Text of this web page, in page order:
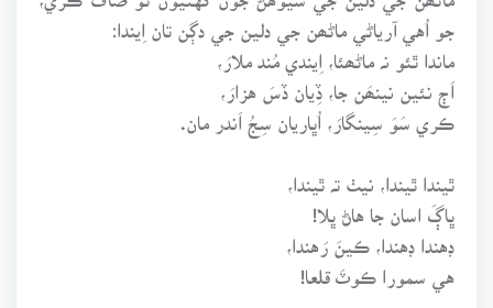
جو اُهي آرياڻي ماڻھن جي دلين جي دڳن تان اِيندا:
ماندا ٿئو نہ ماڻھئا، اِيندي مُند ملارَ،
اَڄ نئين نينھَن جا، ڏِيان ڏسَ هزارَ،
ڪري سَوَ سِينگارَ، اُڀاريان سِجُ اَندر مان.
ٿيندا ٿيندا، نيٺ تہ ٿيندا،
ڀاڳَ اسان جا هاڻ ڀلا!
ڊهندا ڊهندا، ڪينَ رَهندا،
هي سمورا ڪوٽَ قلعا!